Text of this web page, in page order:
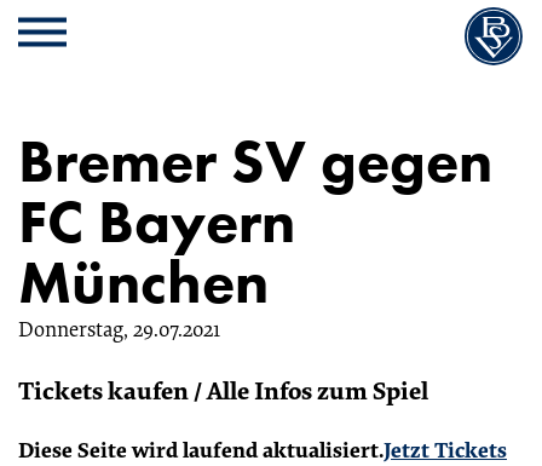
Cookie
Einstellungen
Zum
Inhalt
springen
Cookie
Einstellungen
Kopfbereich
MENU
Bremer SV gegen
FC Bayern
München
Donnerstag, 29.07.2021
Tickets kaufen / Alle Infos zum Spiel
Diese Seite wird laufend aktualisiert.Jetzt Tickets